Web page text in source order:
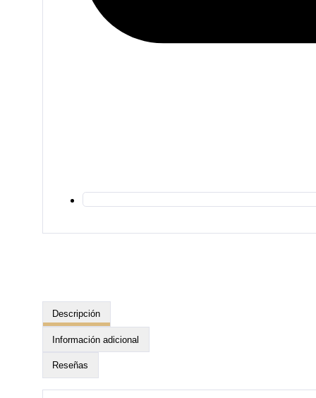
Descripción
Información adicional
Reseñas